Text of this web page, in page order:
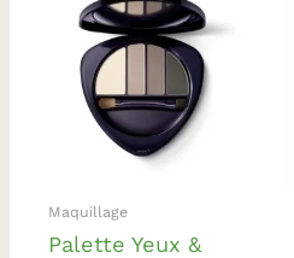
Maquillage
Palette Yeux &